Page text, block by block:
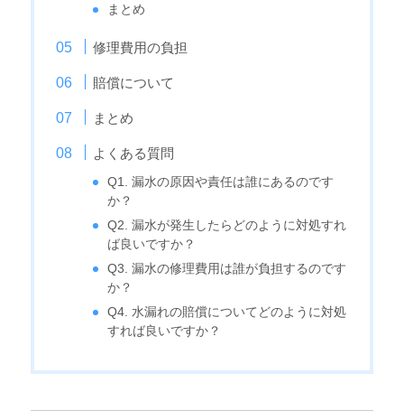
まとめ
修理費用の負担
賠償について
まとめ
よくある質問
Q1. 漏水の原因や責任は誰にあるのです
か？
Q2. 漏水が発生したらどのように対処すれ
ば良いですか？
Q3. 漏水の修理費用は誰が負担するのです
か？
Q4. 水漏れの賠償についてどのように対処
すれば良いですか？